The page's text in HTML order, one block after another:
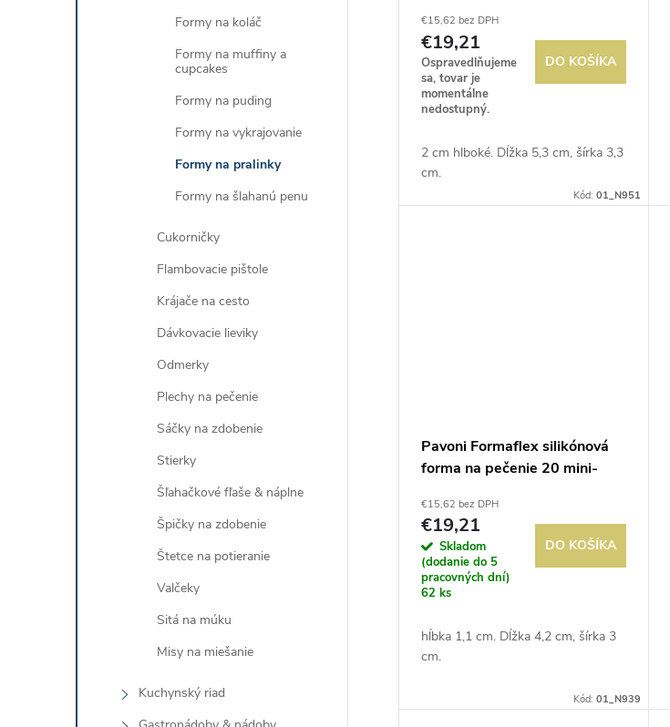
Formy na koláč
Formy na muffiny a
cupcakes
Formy na puding
Formy na vykrajovanie
Formy na pralinky
Formy na šlahanú penu
Cukorničky
Flambovacie pištole
Krájače na cesto
Dávkovacie lieviky
Odmerky
Plechy na pečenie
Sáčky na zdobenie
Stierky
Šľahačkové fľaše & náplne
Špičky na zdobenie
Štetce na potieranie
Valčeky
Sitá na múku
Misy na miešanie
Kuchynský riad
k
€15,62 bez DPH
€19,21
Ospravedlňujeme
sa, tovar je
momentálne
nedostupný.
DO KOŠÍKA
2 cm hlboké. Dĺžka 5,3 cm, šírka 3,3
cm.
Kód:01_N951
Pavoni Formaflex silikónová
forma na pečenie 20 mini-
€15,62 bez DPH
€19,21
Skladom
(dodanie do 5
pracovných dní)
62 ks
DO KOŠÍKA
hĺbka 1,1 cm. Dĺžka 4,2 cm, šírka 3
cm.
Kód:01_N939